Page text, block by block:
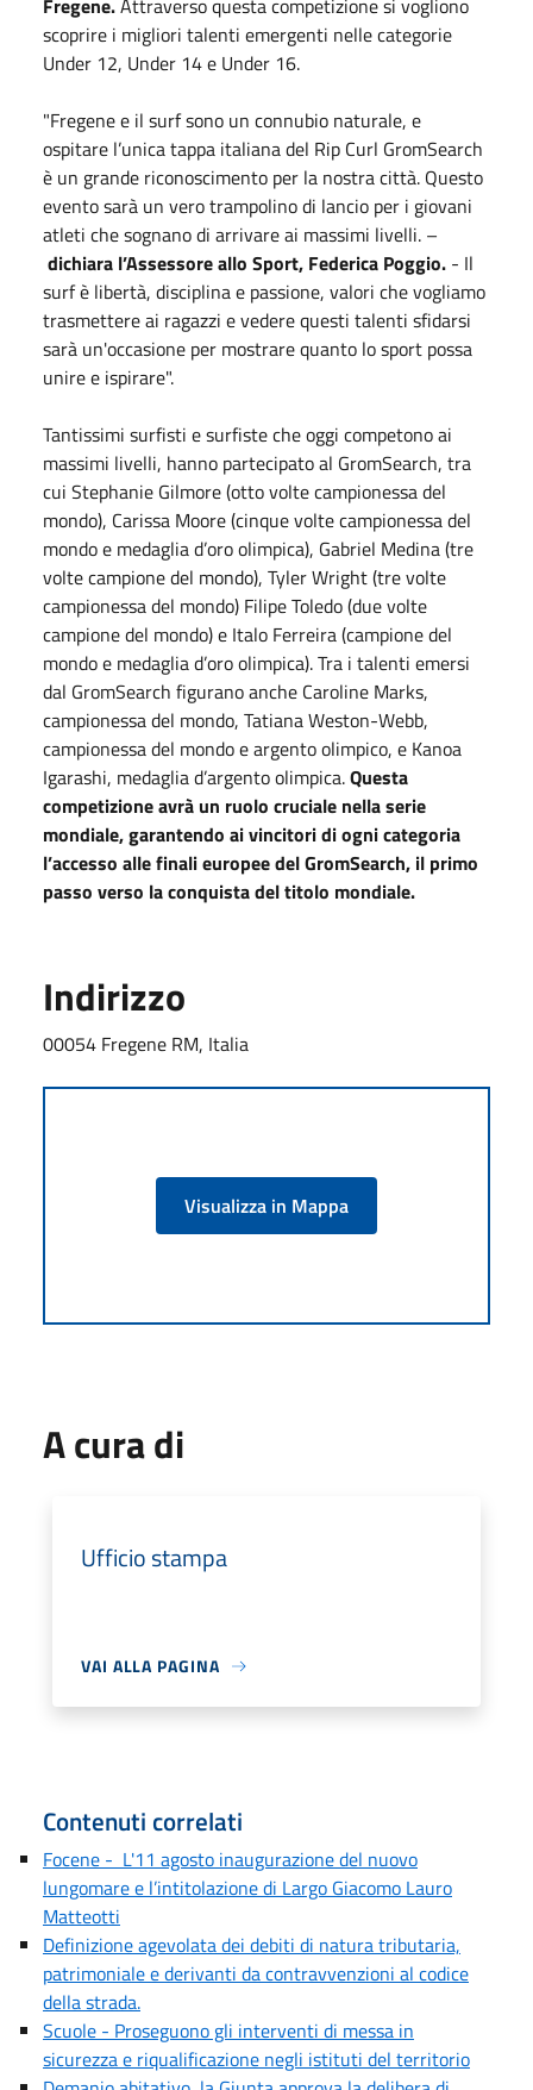
Fregene.Attraverso questa competizione si vogliono
scoprire i migliori talenti emergenti nelle categorie
Under 12, Under 14 e Under 16.
"Fregene e il surf sono un connubio naturale, e
ospitare l’unica tappa italiana del Rip Curl GromSearch
è un grande riconoscimento per la nostra città. Questo
evento sarà un vero trampolino di lancio per i giovani
atleti che sognano di arrivare ai massimi livelli. –
dichiara l’Assessore allo Sport, Federica Poggio. - Il
surf è libertà, disciplina e passione, valori che vogliamo
trasmettere ai ragazzi e vedere questi talenti sfidarsi
sarà un'occasione per mostrare quanto lo sport possa
unire e ispirare".
Tantissimi surfisti e surfiste che oggi competono ai
massimi livelli, hanno partecipato al GromSearch, tra
cui Stephanie Gilmore (otto volte campionessa del
mondo), Carissa Moore (cinque volte campionessa del
mondo e medaglia d’oro olimpica), Gabriel Medina (tre
volte campione del mondo), Tyler Wright (tre volte
campionessa del mondo) Filipe Toledo (due volte
campione del mondo) e Italo Ferreira (campione del
mondo e medaglia d’oro olimpica). Tra i talenti emersi
dal GromSearch figurano anche Caroline Marks,
campionessa del mondo, Tatiana Weston-Webb,
campionessa del mondo e argento olimpico, e Kanoa
Igarashi, medaglia d’argento olimpica.Questa
competizione avrà un ruolo cruciale nella serie
mondiale, garantendo ai vincitori di ogni categoria
l’accesso alle finali europee del GromSearch, il primo
passo verso la conquista del titolo mondiale.
Indirizzo
00054 Fregene RM, Italia
Visualizza in Mappa
A cura di
Ufficio stampa
VAI ALLA PAGINA
Contenuti correlati
Focene - L'11 agosto inaugurazione del nuovo
lungomare e l’intitolazione di Largo Giacomo Lauro
Matteotti
Definizione agevolata dei debiti di natura tributaria,
patrimoniale e derivanti da contravvenzioni al codice
della strada.
Scuole - Proseguono gli interventi di messa in
sicurezza e riqualificazione negli istituti del territorio